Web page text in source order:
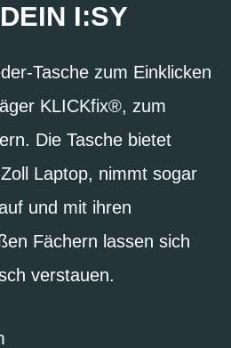
I:SY
Tasche zum Einklicken
KLICKfix®, zum
Die Tasche bietet
Laptop, nimmt sogar
und mit ihren
Fächern lassen sich
verstauen.